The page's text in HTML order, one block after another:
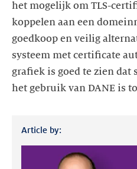
het mogelijk om TLS-
koppelen aan een
goedkoop en veilig
systeem met certificate
grafiek is goed te zien dat
het gebruik van DANE is
Article by: